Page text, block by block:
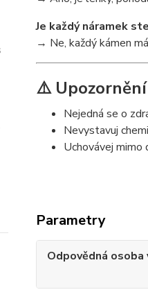
Je každý náramek
→ Ne, každý kámen
⚠️ Upozornění
Nejedná se o
Nevystavuj
Uchovávej mimo
Parametry
Odpovědná osoba